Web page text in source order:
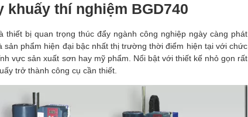
thí nghiệm BGD740
bị quan trọng thúc đẩy ngành công nghiệp ngày càng phát
sản phẩm hiện đại bậc nhất thị trường thời điểm hiện tại với chức
vực sản xuất sơn hay mỹ phẩm. Nổi bật với thiết kế nhỏ gọn rất
trở thành công cụ cần thiết.